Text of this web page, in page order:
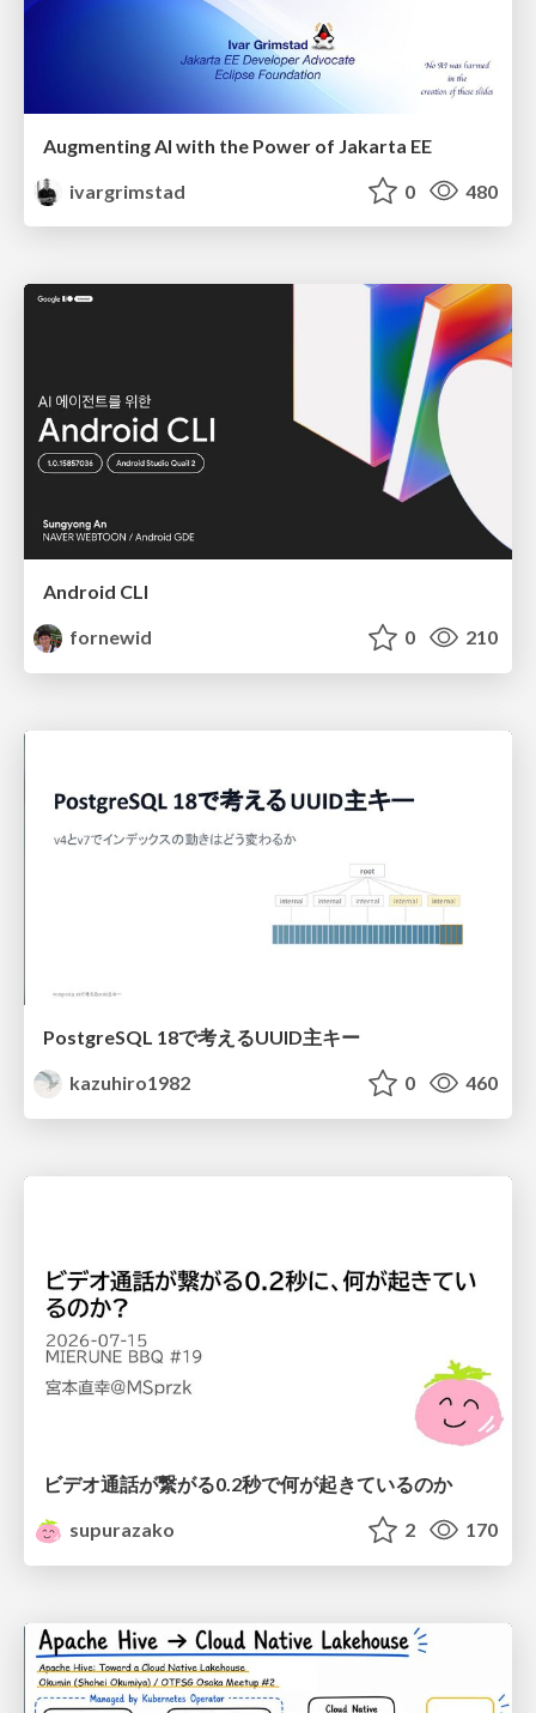
Augmenting AI with the Power of Jakarta EE
ivargrimstad
0 480
Android CLI
fornewid
0 210
PostgreSQL 18で考えるUUID主キー
kazuhiro1982
0 460
ビデオ通話が繋がる0.2秒で何が起きているのか
supurazako
2 170